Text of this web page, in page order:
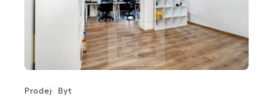
Typ nabídky
Prodej
Typ nemovitosti
Byt